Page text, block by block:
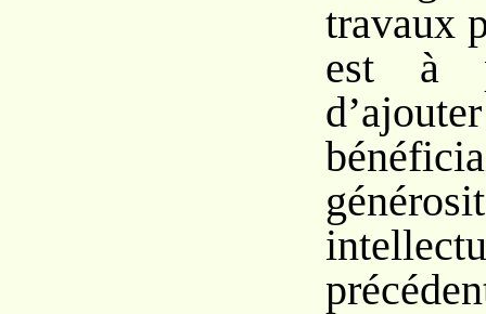
travaux
est à